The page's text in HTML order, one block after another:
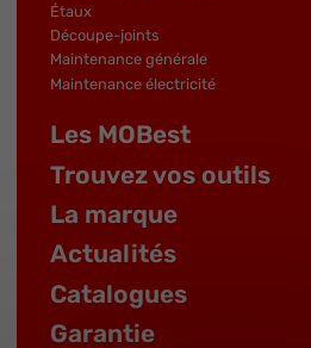
Étaux
Découpe-joints
Maintenance générale
Maintenance électricité
Les MOBest
Trouvez vos outils
La marque
Actualités
Catalogues
Garantie